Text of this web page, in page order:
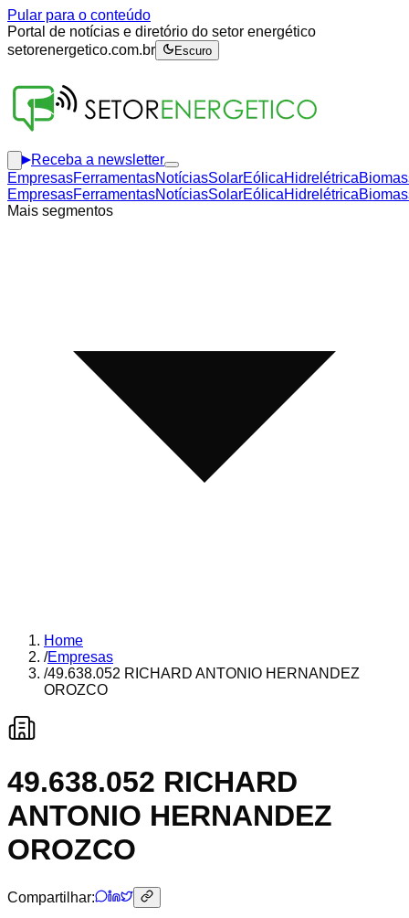
Pular para o conteúdo
Portal de notícias e diretório do setor energético
setorenergetico.com.br
Escuro
Receba a newsletter
EmpresasFerramentasNotíciasSolarEólicaHidrelétrica
EmpresasFerramentasNotíciasSolarEólicaHidrelétrica
Mais segmentos
Home
/Empresas
/49.638.052 RICHARD ANTONIO HERNANDEZ
OROZCO
49.638.052 RICHARD
ANTONIO HERNANDEZ
OROZCO
Compartilhar: